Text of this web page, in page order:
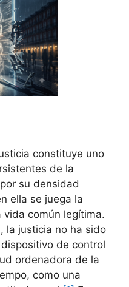
constituye uno
de la
su densidad
ella se juega la
común legítima.
la justicia no ha sido
de control
ordenadora de la
como una